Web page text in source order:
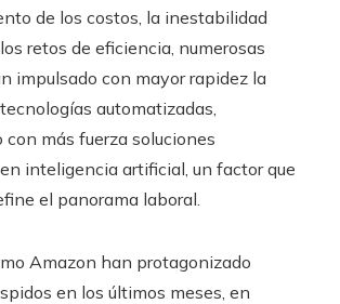
de los costos, la inestabilidad
retos de eficiencia, numerosas
impulsado con mayor rapidez la
automatizadas,
con más fuerza soluciones
inteligencia artificial, un factor que
el panorama laboral.
Amazon han protagonizado
en los últimos meses, en